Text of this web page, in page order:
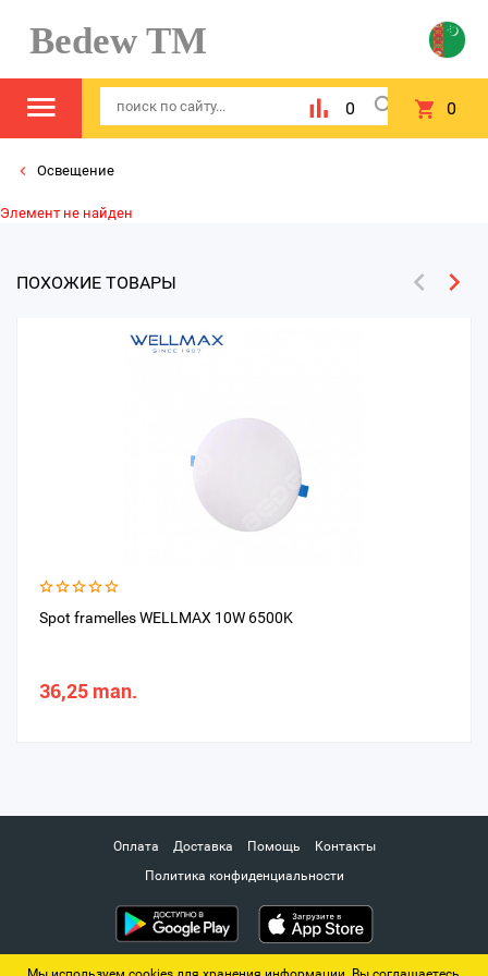
Bedew TM
0 0
Освещение
Элемент не найден
ПОХОЖИЕ ТОВАРЫ
Spot framelles WELLMAX 10W 6500K
36,25 man.
Оплата Доставка Помощь
Контакты
Политика конфиденциальности